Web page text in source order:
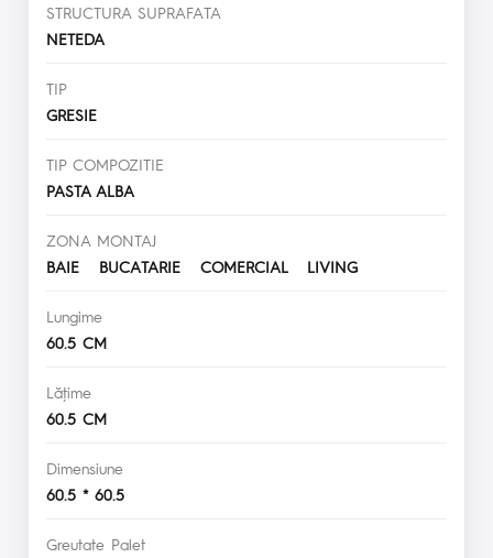
STRUCTURA SUPRAFATA
NETEDA
TIP
GRESIE
TIP COMPOZITIE
PASTA ALBA
ZONA MONTAJ
BAIE BUCATARIE COMERCIAL LIVING
Lungime
60.5 CM
Lăţime
60.5 CM
Dimensiune
60.5 * 60.5
Greutate Palet